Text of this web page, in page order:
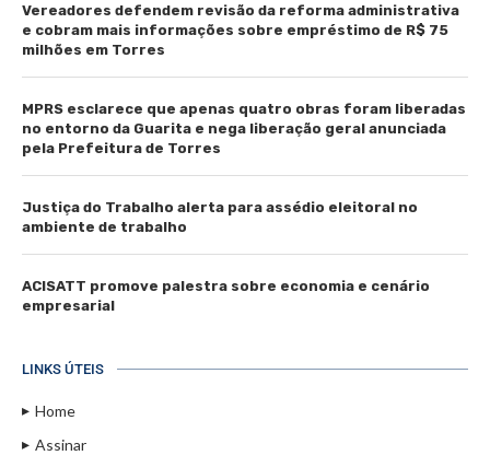
Vereadores defendem revisão da reforma administrativa
e cobram mais informações sobre empréstimo de R$ 75
milhões em Torres
MPRS esclarece que apenas quatro obras foram liberadas
no entorno da Guarita e nega liberação geral anunciada
pela Prefeitura de Torres
Justiça do Trabalho alerta para assédio eleitoral no
ambiente de trabalho
ACISATT promove palestra sobre economia e cenário
empresarial
LINKS ÚTEIS
Home
Assinar